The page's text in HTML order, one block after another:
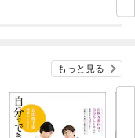
今
もっと見る